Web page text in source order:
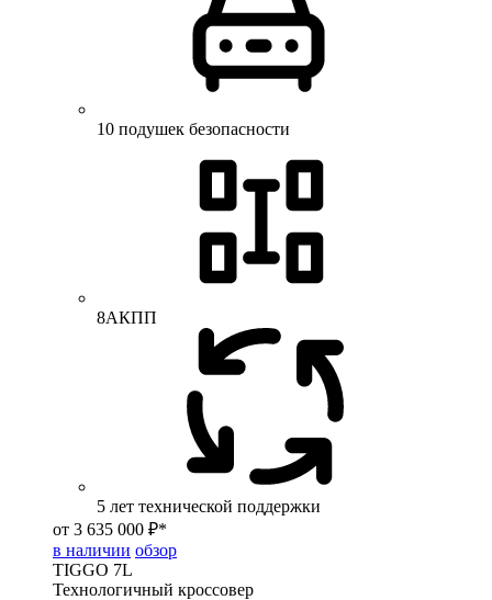
10 подушек безопасности
8АКПП
5 лет технической поддержки
от 3 635 000 ₽*
в наличии обзор
TIGGO 7L
Технологичный кроссовер